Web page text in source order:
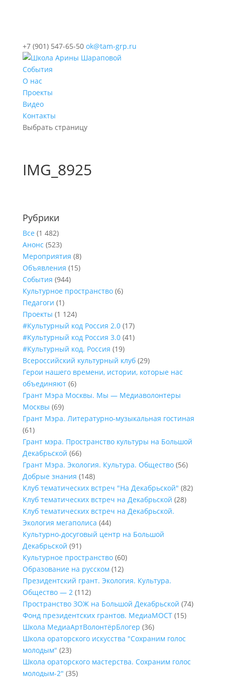
+7 (901) 547-65-50 ok@tam-grp.ru
События
О нас
Проекты
Видео
Контакты
Выбрать страницу
IMG_8925
Рубрики
Все (1 482)
Анонс (523)
Мероприятия (8)
Объявления (15)
События (944)
Культурное пространство(6)
Педагоги (1)
Проекты (1 124)
#Культурный код Россия 2.0(17)
#Культурный код Россия 3.0(41)
#Культурный код. Россия (19)
Всероссийский культурный клуб(29)
Герои нашего времени, истории, которые нас
объединяют(6)
Грант Мэра Москвы. Мы — Медиаволонтеры
Москвы (69)
Грант Мэра. Литературно-музыкальная гостиная
(61)
Грант мэра. Пространство культуры на Большой
Декабрьской (66)
Грант Мэра. Экология. Культура. Общество(56)
Добрые знания (148)
Клуб тематических встреч "На Декабрьской" (82)
Клуб тематических встреч на Декабрьской (28)
Клуб тематических встреч на Декабрьской.
Экология мегаполиса (44)
Культурно-досуговый центр на Большой
Декабрьской (91)
Культурное пространство(60)
Образование на русском (12)
Президентский грант. Экология. Культура.
Общество — 2(112)
Пространство ЗОЖ на Большой Декабрьской (74)
Фонд президентских грантов. МедиаМОСТ(15)
Школа МедиаАртВолонтёрБлогер (36)
Школа ораторского искусства "Сохраним голос
молодым" (23)
Школа ораторского мастерства. Сохраним голос
молодым-2" (35)